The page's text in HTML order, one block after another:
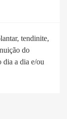
tendinite,
do
dia a dia e/ou